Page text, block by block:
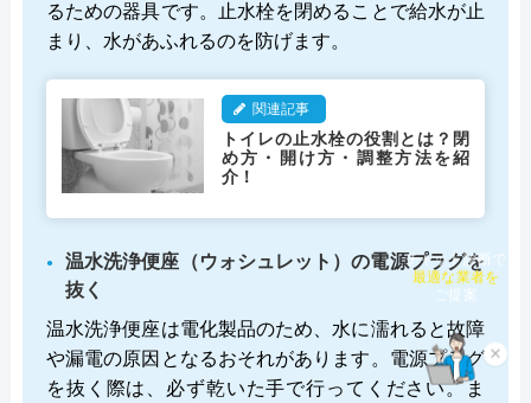
るための器具です。止水栓を閉めることで給水が止
まり、水があふれるのを防げます。
関連記事
トイレの止水栓の役割とは？閉
め方・開け方・調整方法を紹
介！
温水洗浄便座（ウォシュレット）の電源プラグを
抜く
温水洗浄便座は電化製品のため、水に濡れると故障
や漏電の原因となるおそれがあります。電源プラグ
を抜く際は、必ず乾いた手で行ってください。ま
×
チャット診断で
最適な業者を
ご提案